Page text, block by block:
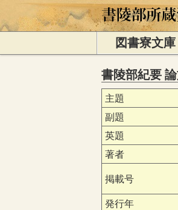
図書寮文庫
書陵部紀要
主題
副題
英題
著者
掲載号
発行年